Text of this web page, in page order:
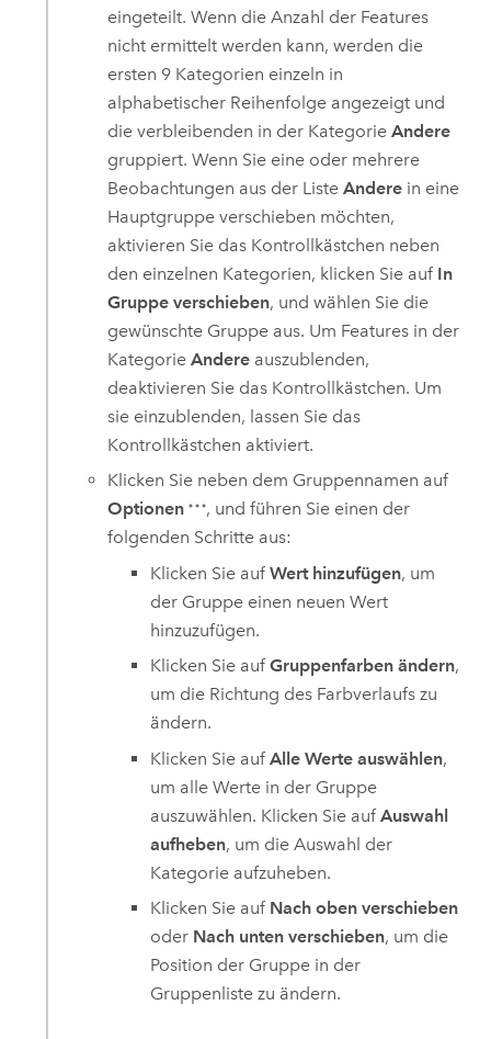
eingeteilt. Wenn die Anzahl der Features
nicht ermittelt werden kann, werden die
ersten 9 Kategorien einzeln in
alphabetischer Reihenfolge angezeigt und
die verbleibenden in der KategorieAndere
gruppiert. Wenn Sie eine oder mehrere
Beobachtungen aus der ListeAndere in eine
Hauptgruppe verschieben möchten,
aktivieren Sie das Kontrollkästchen neben
den einzelnen Kategorien, klicken Sie auf In
Gruppe verschieben, und wählen Sie die
gewünschte Gruppe aus. Um Features in der
KategorieAndere auszublenden,
deaktivieren Sie das Kontrollkästchen. Um
sie einzublenden, lassen Sie das
Kontrollkästchen aktiviert.
Klicken Sie neben dem Gruppennamen auf
Optionen
, und führen Sie einen der
folgenden Schritte aus:
Klicken Sie auf Wert hinzufügen, um
der Gruppe einen neuen Wert
hinzuzufügen.
Klicken Sie auf Gruppenfarben ändern,
um die Richtung des Farbverlaufs zu
ändern.
Klicken Sie auf Alle Werte auswählen,
um alle Werte in der Gruppe
auszuwählen. Klicken Sie auf Auswahl
aufheben, um die Auswahl der
Kategorie aufzuheben.
Klicken Sie auf Nach oben verschieben
oder Nach unten verschieben, um die
Position der Gruppe in der
Gruppenliste zu ändern.